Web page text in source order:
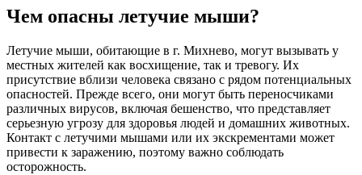
Чем опасны летучие мыши?
Летучие мыши, обитающие в г. Михнево, могут вызывать у
местных жителей как восхищение, так и тревогу. Их
присутствие вблизи человека связано с рядом потенциальных
опасностей. Прежде всего, они могут быть переносчиками
различных вирусов, включая бешенство, что представляет
серьезную угрозу для здоровья людей и домашних животных.
Контакт с летучими мышами или их экскрементами может
привести к заражению, поэтому важно соблюдать
осторожность.